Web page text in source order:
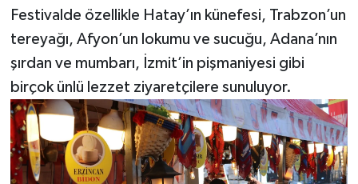
Festivalde özellikle Hatay’ın künefesi, Trabzon’un
tereyağı, Afyon’un lokumu ve sucuğu, Adana’nın
şırdan ve mumbarı, İzmit’in pişmaniyesi gibi
birçok ünlü lezzet ziyaretçilere sunuluyor.